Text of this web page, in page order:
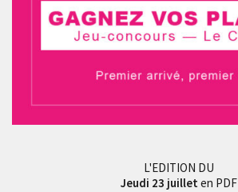
L'EDITION DU
Jeudi 23 juillet en PDF